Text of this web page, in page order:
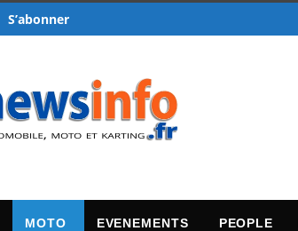
S’abonner
MOTO EVENEMENTS PEOPLE